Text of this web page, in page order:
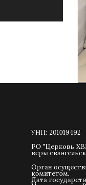
УНП: 201019492
РО "Церковь
веры
Орган
комитетом.
Дата